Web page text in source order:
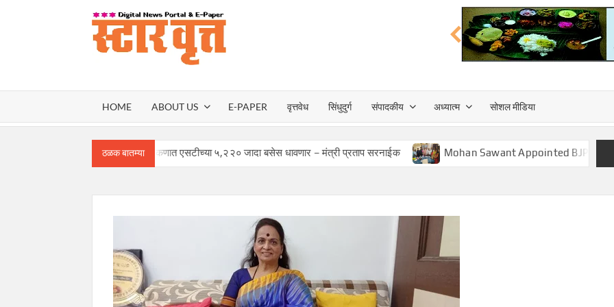
STAR
VRUTTA
HOME ABOUT US E-PAPER वृत्तवेध सिंधुदुर्ग संपादकीय अध्यात्म सोशल मीडिया
ठळक बातम्या
गौरी-गणपतीसाठी कोकणात एसटीच्या ५,२२० जादा बसेस धावणार – मंत्री प्रताप सरनाईक Mohan Sawant Appointed BJP Cooperative